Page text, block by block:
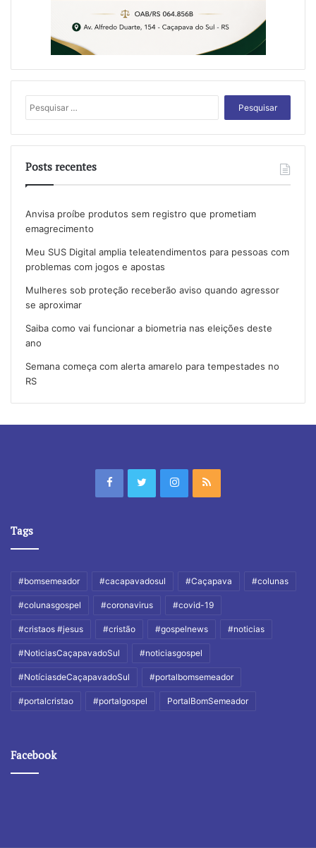
Pesquisar
por:
Posts recentes
Anvisa proíbe produtos sem registro que prometiam
emagrecimento
Meu SUS Digital amplia teleatendimentos para pessoas com
problemas com jogos e apostas
Mulheres sob proteção receberão aviso quando agressor
se aproximar
Saiba como vai funcionar a biometria nas eleições deste
ano
Semana começa com alerta amarelo para tempestades no
RS
Tags
#bomsemeador #cacapavadosul #Caçapava #colunas
#colunasgospel #coronavirus #covid-19
#cristaos #jesus #cristão #gospelnews #noticias
#NoticiasCaçapavadoSul #noticiasgospel
#NotíciasdeCaçapavadoSul #portalbomsemeador
#portalcristao #portalgospel PortalBomSemeador
Facebook